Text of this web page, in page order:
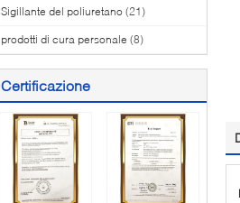
Sigillante del poliuretano (21)
prodotti di cura personale (8)
Certificazione